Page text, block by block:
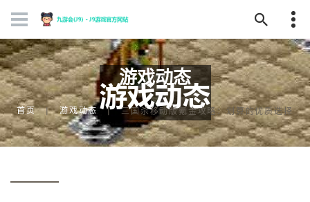
游戏动态
首页 游戏动态 三国杀移动版氪金攻略：划算的优质选择